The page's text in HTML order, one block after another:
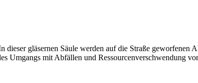
gläsernen Säule werden auf die Straße geworfenen
Umgangs mit Abfällen und Ressourcenverschwendung